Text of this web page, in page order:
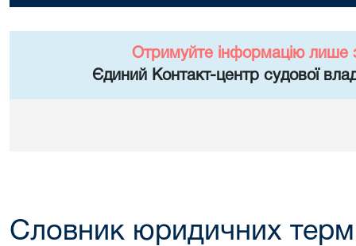
Отримуйте інформацію лише
Єдиний Контакт-центр судової
Словник юридичних